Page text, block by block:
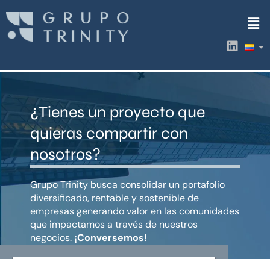
contenido
L
i
k
i
¿Tienes un proyecto que
quieras compartir con
nosotros?
Grupo Trinity busca consolidar un portafolio
diversificado, rentable y sostenible de
empresas generando valor en las comunidades
que impactamos a través de nuestros
negocios. ¡Conversemos!